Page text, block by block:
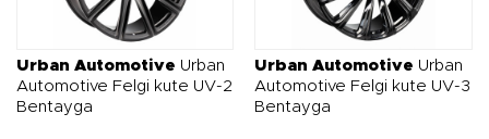
Urban Automotive Urban
Automotive Felgi kute UV-2
Bentayga
Urban Automotive Urban
Automotive Felgi kute UV-3
Bentayga